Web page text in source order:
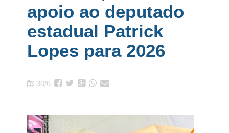
apoio ao deputado
estadual Patrick
Lopes para 2026
30/6